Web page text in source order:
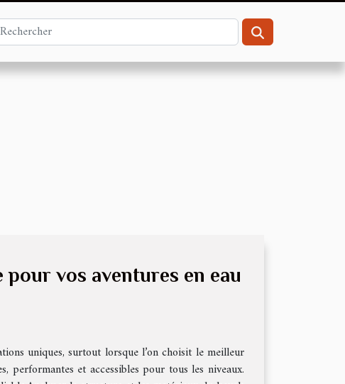
vos aventures en eau
uniques, surtout lorsque l’on choisit le meilleur
performantes et accessibles pour tous les niveaux.